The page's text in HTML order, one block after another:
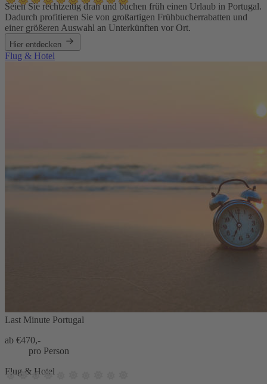
Seien Sie rechtzeitig dran und buchen früh einen Urlaub in Portugal.
Dadurch profitieren Sie von großartigen Frühbucherrabatten und
einer größeren Auswahl an Unterkünften vor Ort.
Hier entdecken
Flug & Hotel
Last Minute Portugal
ab €470,-
pro Person
Flug & Hotel